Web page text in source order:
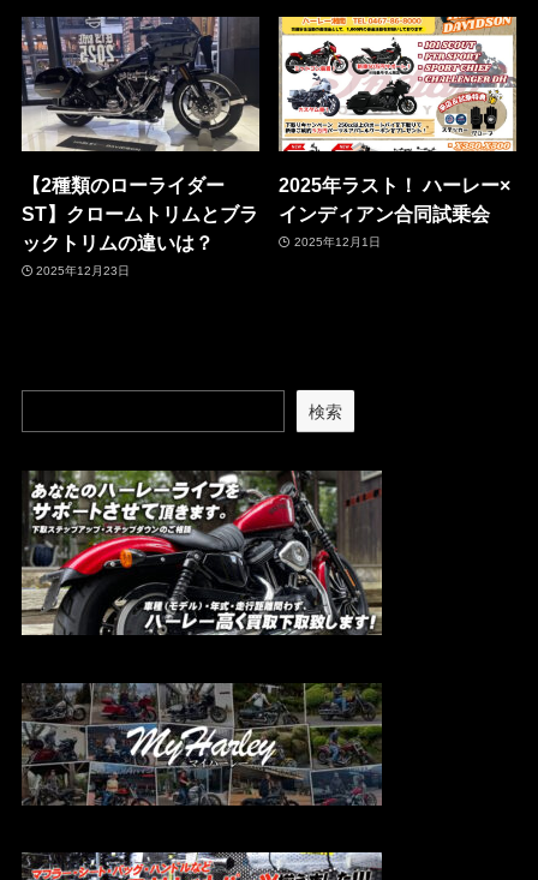
【2種類のローライダー
ST】クロームトリムとブラ
ックトリムの違いは？
2025年12月23日
2025年ラスト！ ハーレー×
インディアン合同試乗会
2025年12月1日
検索